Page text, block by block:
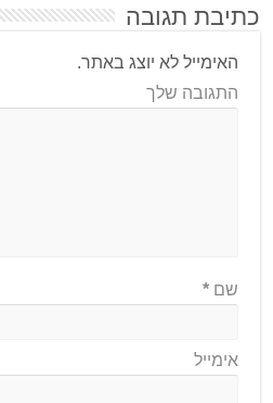
כתיבת תגובה
האימייל לא יוצג באתר.
התגובה שלך
שם*
אימייל